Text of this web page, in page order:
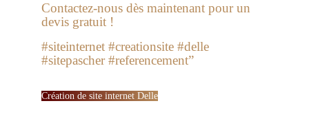
Contactez-nous dès maintenant pour un
devis gratuit !
#siteinternet #creationsite #delle
#sitepascher #referencement”
Création de site internet Delle